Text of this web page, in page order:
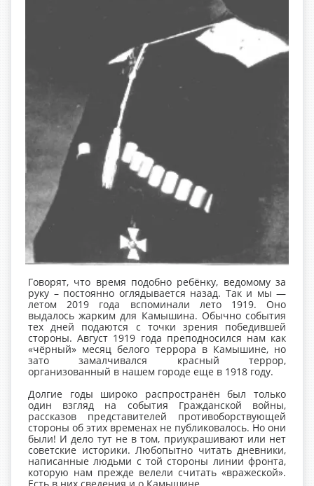
Говорят, что время подобно ребёнку, ведомому за
руку – постоянно оглядывается назад. Так и мы —
летом 2019 года вспоминали лето 1919. Оно
выдалось жарким для Камышина. Обычно события
тех дней подаются с точки зрения победившей
стороны. Август 1919 года преподносился нам как
«чёрный» месяц белого террора в Камышине, но
зато замалчивался красный террор,
организованный в нашем городе еще в 1918 году.
Долгие годы широко распространён был только
один взгляд на события Гражданской войны,
рассказов представителей противоборствующей
стороны об этих временах не публиковалось. Но они
были! И дело тут не в том, приукрашивают или нет
советские историки. Любопытно читать дневники,
написанные людьми с той стороны линии фронта,
которую нам прежде велели считать «вражеской».
Есть в них сведения и о Камышине.